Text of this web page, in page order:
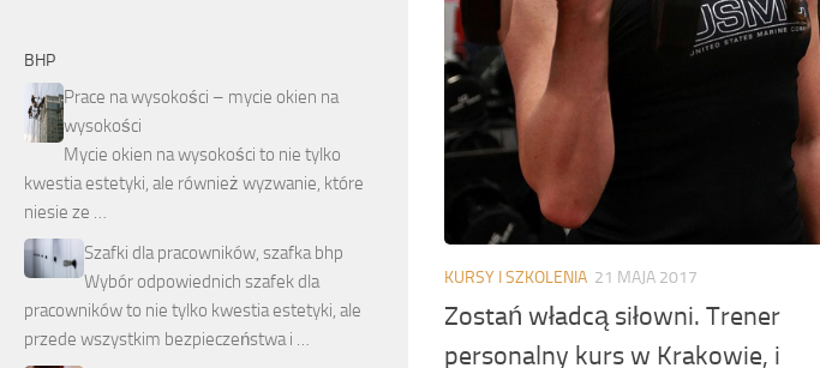
KURSY I SZKOLENIA 21 MAJA 2017
Zostań władcą siłowni. Trener
personalny kurs w Krakowie, i
BHP
Prace na wysokości – mycie okien na
wysokości
Mycie okien na wysokości to nie tylko
kwestia estetyki, ale również wyzwanie, które
niesie ze …
Szafki dla pracowników, szafka bhp
Wybór odpowiednich szafek dla
pracowników to nie tylko kwestia estetyki, ale
przede wszystkim bezpieczeństwa i …